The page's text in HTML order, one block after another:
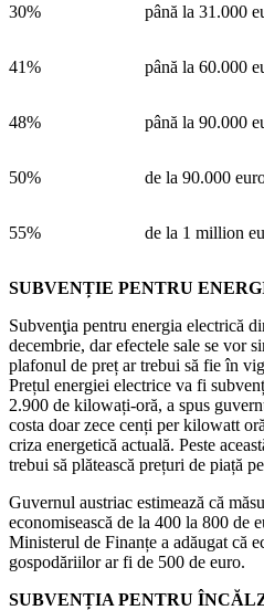
30% până la 31.000
41% până la 60.000
48% până la 90.000
50% de la 90.000
55% de la 1 million
SUBVENȚIE PENTRU
Subvenţia pentru energia electrică
decembrie, dar efectele sale se vor
plafonul de preț ar trebui să fie în
Prețul energiei electrice va fi
2.900 de kilowați-oră, a spus
costa doar zece cenți per kilowatt
criza energetică actuală. Peste
trebui să plătească prețuri de piață
Guvernul austriac estimează că
economisească de la 400 la 800 de
Ministerul de Finanțe a adăugat că
gospodăriilor ar fi de 500 de euro.
SUBVENȚIA PENTRU